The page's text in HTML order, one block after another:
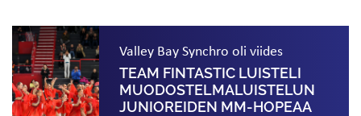
Valley Bay Synchro oli viides
TEAM FINTASTIC LUISTELI
MUODOSTELMA­LUISTELUN
JUNIOREIDEN MM-HOPEAA